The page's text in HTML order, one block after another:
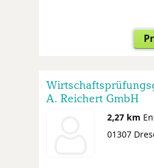
A. Reichert GmbH
2,27 km
01307